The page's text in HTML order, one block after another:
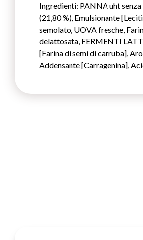
Ingredienti: PANNA uht
(21,80 %), Emulsionante
semolato, UOVA fresche,
delattosata, FERMENTI
[Farina di semi di carruba],
Addensante [Carragenina],